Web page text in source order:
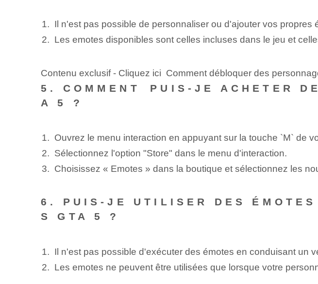
Il n'est pas possible de personnaliser ou d'ajouter vos propres
Les emotes disponibles sont celles incluses dans le jeu et
Contenu exclusif - Cliquez ici Comment débloquer des
5. COMMENT⁤ PUIS-JE ACHETER
A 5 ?
Ouvrez le menu ‌interaction en appuyant sur la touche `M`⁣ de
Sélectionnez l'option "Store" dans le menu d'interaction.
Choisissez « Emotes » dans la boutique ⁢et‌ sélectionnez les
6. PUIS-JE UTILISER DES
S GTA 5 ?
Il n'est pas possible d'exécuter des émotes en conduisant un
Les emotes ne peuvent être utilisées que lorsque votre